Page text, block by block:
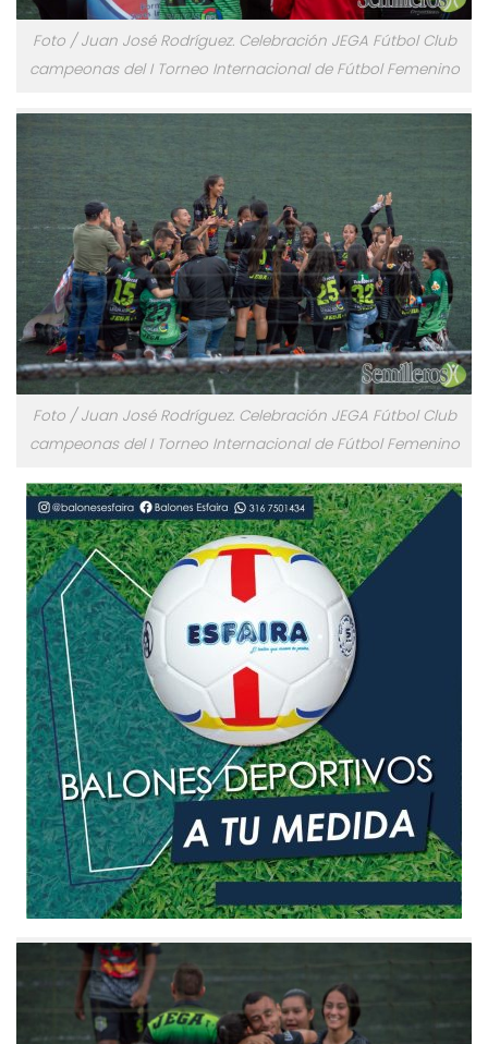
Foto / Juan José Rodríguez. Celebración JEGA Fútbol Club
campeonas del I Torneo Internacional de Fútbol Femenino
Foto / Juan José Rodríguez. Celebración JEGA Fútbol Club
campeonas del I Torneo Internacional de Fútbol Femenino